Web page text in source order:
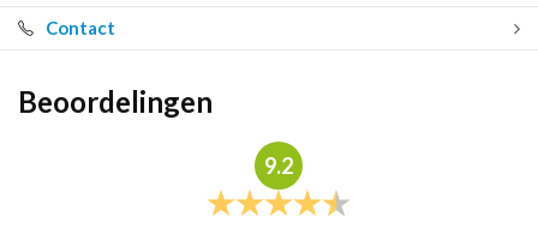
Contact
Beoordelingen
9.2